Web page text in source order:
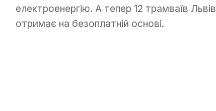
електроенергію. А тепер 12 трамваїв Львів
отримає на безоплатній основі.